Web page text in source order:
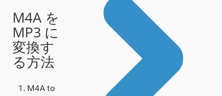
M4A を
MP3 に
変換す
る方法
M4A to